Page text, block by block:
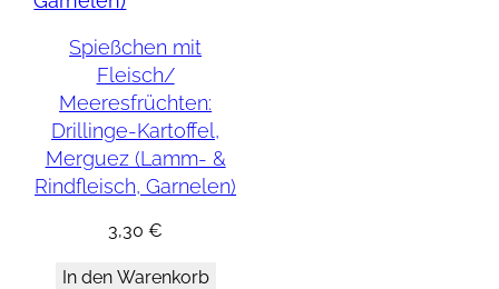
Spießchen mit
Fleisch/
Meeresfrüchten:
Drillinge-Kartoffel,
Merguez (Lamm- &
Rindfleisch, Garnelen)
3,30€
In den Warenkorb